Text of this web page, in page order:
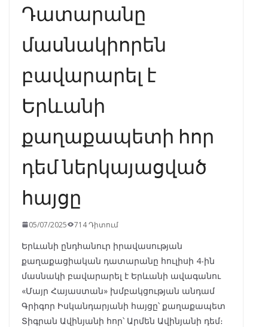
Դատարանը
մասնակիորեն
բավարարել է
Երևանի
քաղաքապետի հոր
դեմ ներկայացված
հայցը
05/07/2025 714 Դիտում
Երևանի ընդհանուր իրավասության
քաղաքացիական դատարանը հուլիսի 4-ին
մասնակի բավարարել է Երևանի ավագանու
«Մայր Հայաստան» խմբակցության անդամ
Գրիգոր Իսկանդարյանի հայցը՝ քաղաքապետ
Տիգրան Ավինյանի հոր՝ Արմեն Ավինյանի դեմ։